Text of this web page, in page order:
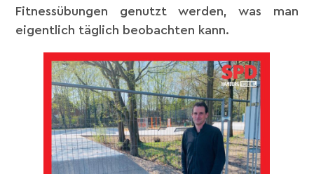
Fitnessübungen genutzt werden, was man
eigentlich täglich beobachten kann.